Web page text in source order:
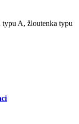
typu A, žloutenka typu